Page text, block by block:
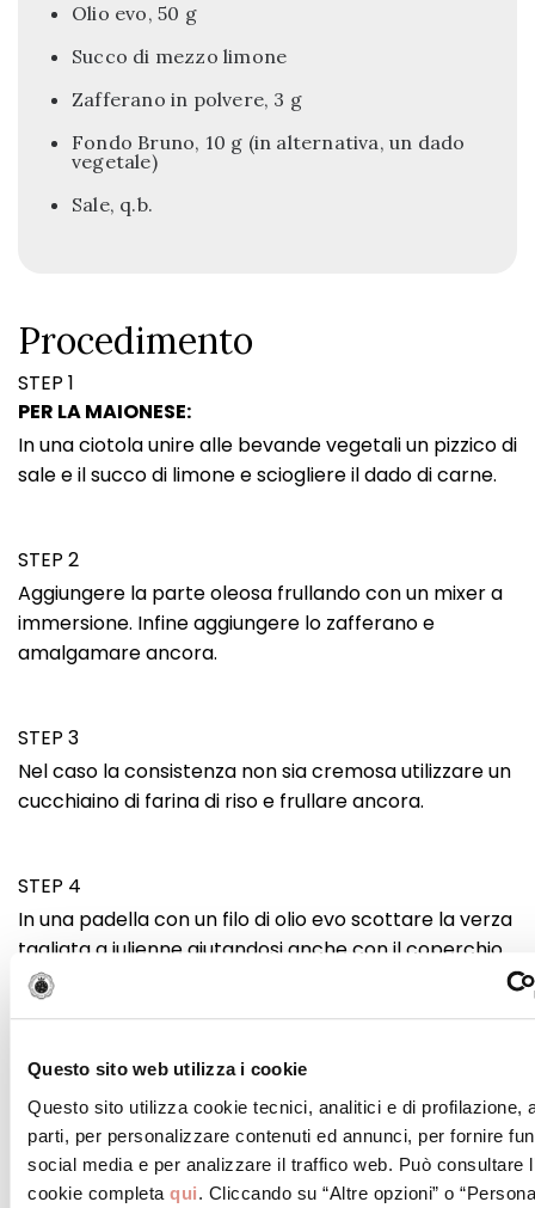
Questo sito web utilizza i cookie
Questo sito utilizza cookie tecnici, analitici e di profilazione,
parti, per personalizzare contenuti ed annunci, per fornire
social media e per analizzare il traffico web. Può consultare
cookie completa qui. Cliccando su “Altre opzioni” o
Olio evo, 50 g
Succo di mezzo limone
Zafferano in polvere, 3 g
Fondo Bruno, 10 g (in alternativa, un dado
vegetale)
Sale, q.b.
Procedimento
STEP 1
PER LA MAIONESE:
In una ciotola unire alle bevande vegetali un pizzico di
sale e il succo di limone e sciogliere il dado di carne.
STEP 2
Aggiungere la parte oleosa frullando con un mixer a
immersione. Infine aggiungere lo zafferano e
amalgamare ancora.
STEP 3
Nel caso la consistenza non sia cremosa utilizzare un
cucchiaino di farina di riso e frullare ancora.
STEP 4
In una padella con un filo di olio evo scottare la verza
tagliata a julienne aiutandosi anche con il coperchio.
Aggiustare di sale e sfumare con vino bianco.
STEP 5
Alla base del panino posizionare un cucchiaio di
maionese “alla milanese”.